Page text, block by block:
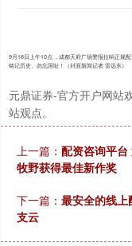
9月18日上午10点，成都天府广场警报拉响正规
铭记历史、勿忘国耻！（封面新闻记者 雷远东）
元鼎证券-官方开户网站
站观点。
上一篇： 配资咨询平
牧野获得最佳新作奖
下一篇： 最安全的线
支云
北证50